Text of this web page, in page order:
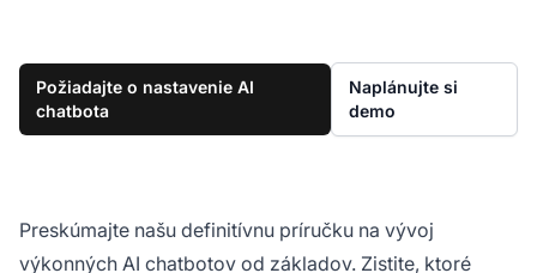
Požiadajte o nastavenie AI
chatbota
Naplánujte si
demo
Preskúmajte našu definitívnu príručku na vývoj
výkonných AI chatbotov od základov. Zistite, ktoré